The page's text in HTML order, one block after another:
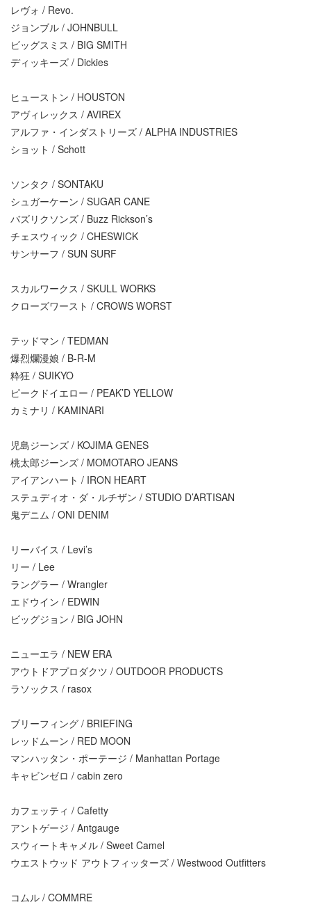
レヴォ / Revo.
ジョンブル / JOHNBULL
ビッグスミス / BIG SMITH
ディッキーズ / Dickies
ヒューストン / HOUSTON
アヴィレックス / AVIREX
アルファ・インダストリーズ / ALPHA INDUSTRIES
ショット / Schott
ソンタク / SONTAKU
シュガーケーン / SUGAR CANE
バズリクソンズ / Buzz Rickson’s
チェスウィック / CHESWICK
サンサーフ / SUN SURF
スカルワークス / SKULL WORKS
クローズワースト / CROWS WORST
テッドマン / TEDMAN
爆烈爛漫娘 / B-R-M
粋狂 / SUIKYO
ピークドイエロー / PEAK’D YELLOW
カミナリ / KAMINARI
児島ジーンズ / KOJIMA GENES
桃太郎ジーンズ / MOMOTARO JEANS
アイアンハート / IRON HEART
ステュディオ・ダ・ルチザン / STUDIO D’ARTISAN
鬼デニム / ONI DENIM
リーバイス / Levi’s
リー / Lee
ラングラー / Wrangler
エドウイン / EDWIN
ビッグジョン / BIG JOHN
ニューエラ / NEW ERA
アウトドアプロダクツ / OUTDOOR PRODUCTS
ラソックス / rasox
ブリーフィング / BRIEFING
レッドムーン / RED MOON
マンハッタン・ポーテージ / Manhattan Portage
キャビンゼロ / cabin zero
カフェッティ / Cafetty
アントゲージ / Antgauge
スウィートキャメル / Sweet Camel
ウエストウッド アウトフィッターズ / Westwood Outfitters
コムル / COMMRE